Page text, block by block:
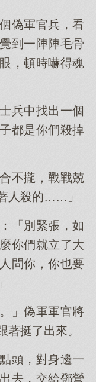
偽軍官兵，看
到一陣陣毛骨
，頓時嚇得魂
兵中找出一個
都是你們殺掉
不攏，戰戰兢
人殺的……」
「別緊張，如
你們就立了大
問你，你也要
」偽軍軍官將
著挺了出來。
頭，對身邊一
去，交給鄧營